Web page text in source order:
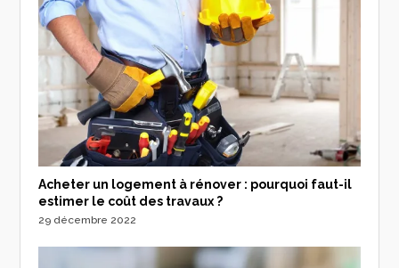
Acheter un logement à rénover : pourquoi faut-il
estimer le coût des travaux ?
29 décembre 2022